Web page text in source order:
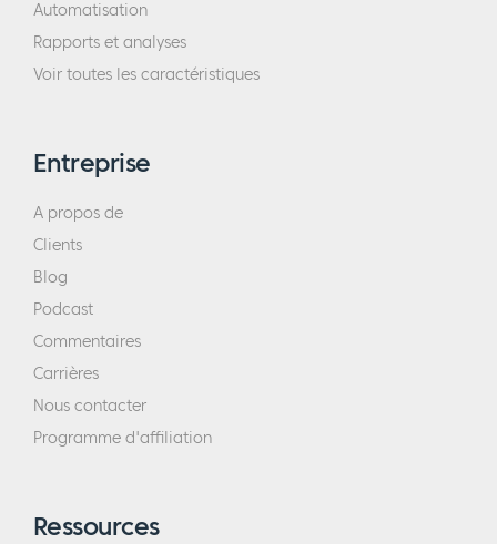
Automatisation
Rapports et analyses
Voir toutes les caractéristiques
Entreprise
A propos de
Clients
Blog
Podcast
Commentaires
Carrières
Nous contacter
Programme d'affiliation
Ressources